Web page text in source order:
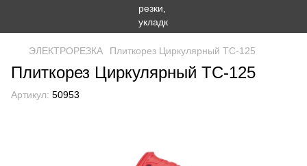
ЭЛЕКТРОРЕЗКА Плиткорез Циркулярный TC-125
Плиткорез Циркулярный TC-125
Артикул: 50953